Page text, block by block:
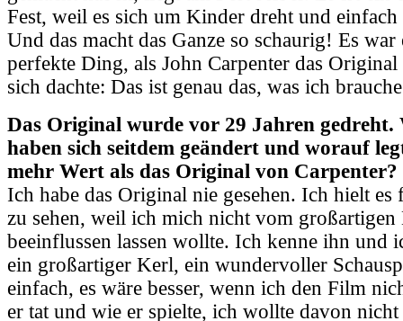
Fest, weil es sich um Kinder dreht und
Und das macht das Ganze so schaurig! Es war
perfekte Ding, als John Carpenter das
sich dachte: Das ist genau das, was ich
Das Original wurde vor 29 Jahren gedreht.
haben sich seitdem geändert und worauf
mehr Wert als das Original von Carpenter?
Ich habe das Original nie gesehen. Ich hielt es
zu sehen, weil ich mich nicht vom großartigen
beeinflussen lassen wollte. Ich kenne ihn und
ein großartiger Kerl, ein wundervoller
einfach, es wäre besser, wenn ich den Film
er tat und wie er spielte, ich wollte davon